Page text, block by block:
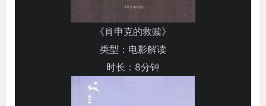
《肖申克的救赎》
类型：电影解读
时长：8分钟